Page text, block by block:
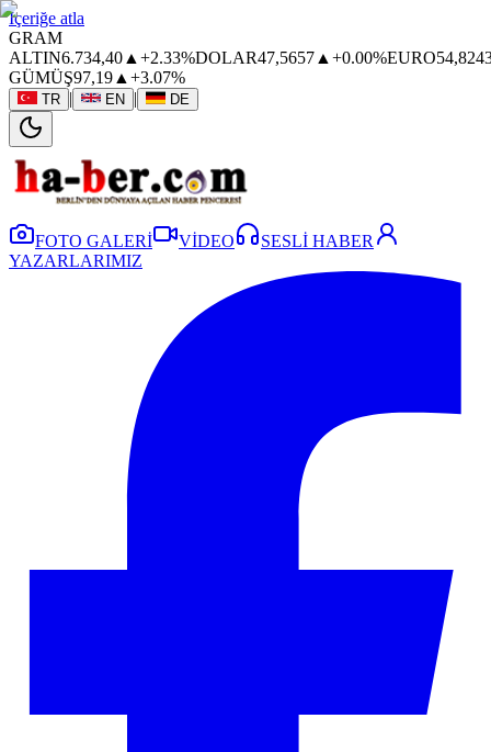
İçeriğe atla
GRAM
ALTIN6.734,40 ▲ +2.33%DOLAR47,5657 ▲ +0.00%EURO
GÜMÜŞ97,19 ▲ +3.07%
TR | EN | DE
FOTO GALERİ VİDEO
SESLİ HABER
YAZARLARIMIZ